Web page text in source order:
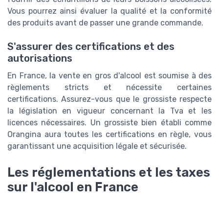
Vous pourrez ainsi évaluer la qualité et la conformité
des produits avant de passer une grande commande.
S'assurer des certifications et des
autorisations
En France, la vente en gros d'alcool est soumise à des
règlements stricts et nécessite certaines
certifications. Assurez-vous que le grossiste respecte
la législation en vigueur concernant la Tva et les
licences nécessaires. Un grossiste bien établi comme
Orangina aura toutes les certifications en règle, vous
garantissant une acquisition légale et sécurisée.
Les réglementations et les taxes
sur l'alcool en France